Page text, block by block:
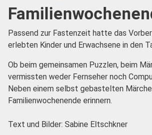
Passend zur Fastenzeit hatte das
erlebten Kinder und Erwachsene in den
Ob beim gemeinsamen Puzzlen, beim
vermissten weder Fernseher noch
Neben einem selbst gebastelten
Familienwochenende erinnern.
Text und Bilder: Sabine Eltschkner